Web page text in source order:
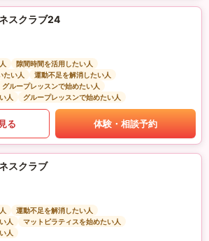
スクラブ24
隙間時間を活用したい人
たい人
運動不足を解消したい人
グループレッスンで始めたい人
人
グループレッスンで始めたい人
る 体験・相談予約
スクラブ
運動不足を解消したい人
人
マットピラティスを始めたい人
人